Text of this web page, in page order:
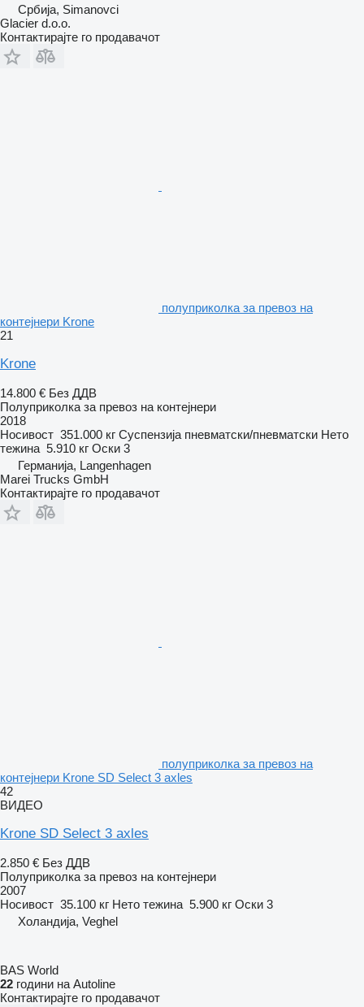
Србија, Simanovci
Glacier d.o.o.
Контактирајте го продавачот
полуприколка за превоз на
контејнери Krone
21
Krone
14.800 € Без ДДВ
Полуприколка за превоз на контејнери
2018
Носивост 351.000 кг Суспензија пневматски/пневматски Нето
тежина 5.910 кг Оски 3
Германија, Langenhagen
Marei Trucks GmbH
Контактирајте го продавачот
полуприколка за превоз на
контејнери Krone SD Select 3 axles
42
ВИДЕО
Krone SD Select 3 axles
2.850 € Без ДДВ
Полуприколка за превоз на контејнери
2007
Носивост 35.100 кг Нето тежина 5.900 кг Оски 3
Холандија, Veghel
BAS World
22 години на Autoline
Контактирајте го продавачот